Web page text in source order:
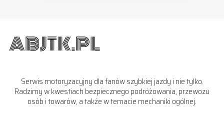
Serwis motoryzacyjny dla fanów szybkiej jazdy i nie tylko.
Radzimy w kwestiach bezpiecznego podróżowania, przewozu
osób i towarów, a także w temacie mechaniki ogólnej.